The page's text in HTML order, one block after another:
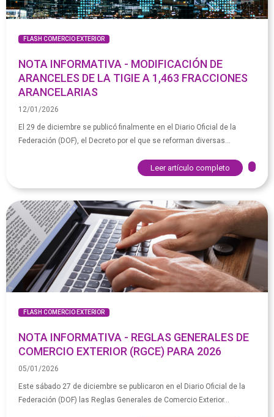
FLASH COMERCIO EXTERIOR
NOTA INFORMATIVA - MODIFICACIÓN DE
ARANCELES DE LA TIGIE A 1,463 FRACCIONES
ARANCELARIAS
12/01/2026
El 29 de diciembre se publicó finalmente en el Diario Oficial de la
Federación (DOF), el Decreto por el que se reforman diversas...
Leer artículo completo
FLASH COMERCIO EXTERIOR
NOTA INFORMATIVA - REGLAS GENERALES DE
COMERCIO EXTERIOR (RGCE) PARA 2026
05/01/2026
Este sábado 27 de diciembre se publicaron en el Diario Oficial de la
Federación (DOF) las Reglas Generales de Comercio Exterior...